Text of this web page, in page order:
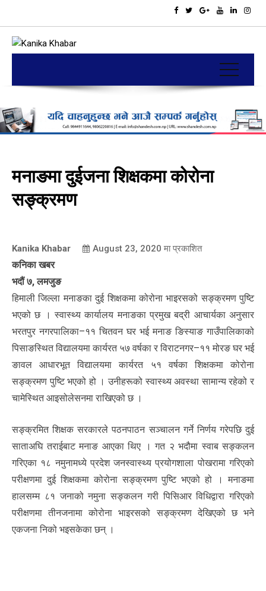
मनाङमा दुईजना शिक्षकमा कोरोना
सङ्क्रमण
Kanika Khabar August 23, 2020 मा प्रकाशित
कनिका खबर
भदौं ७, लमजुङ
हिमाली जिल्ला मनाङका दुई शिक्षकमा कोरोना भाइरसको सङ्क्रमण पुष्टि
भएको छ । स्वास्थ्य कार्यालय मनाङका प्रमुख बद्री आचार्यका अनुसार
भरतपुर नगरपालिका–११ चितवन घर भई मनाङ ङिस्याङ गाउँपालिकाको
पिसाङस्थित विद्यालयमा कार्यरत ५७ वर्षका र विराटनगर–११ मोरङ घर भई
ङावल आधारभूत विद्यालयमा कार्यरत ५१ वर्षका शिक्षकमा कोरोना
सङ्क्रमण पुष्टि भएको हो । उनीहरूको स्वास्थ्य अवस्था सामान्य रहेको र
चामेस्थित आइसोलेसनमा राखिएको छ ।
सङ्क्रमित शिक्षक सरकारले पठनपाठन सञ्चालन गर्ने निर्णय गरेपछि दुई
साताअघि तराईबाट मनाङ आएका थिए । गत २ भदौमा स्वाब सङ्कलन
गरिएका १८ नमुनामध्ये प्रदेश जनस्वास्थ्य प्रयोगशाला पोखरामा गरिएको
परीक्षणमा दुई शिक्षकमा कोरोना सङ्क्रमण पुष्टि भएको हो । मनाङमा
हालसम्म ८१ जनाको नमुना सङ्कलन गरी पिसिआर विधिद्वारा गरिएको
परीक्षणमा तीनजनामा कोरोना भाइरसको सङ्क्रमण देखिएको छ भने
एकजना निको भइसकेका छन् ।